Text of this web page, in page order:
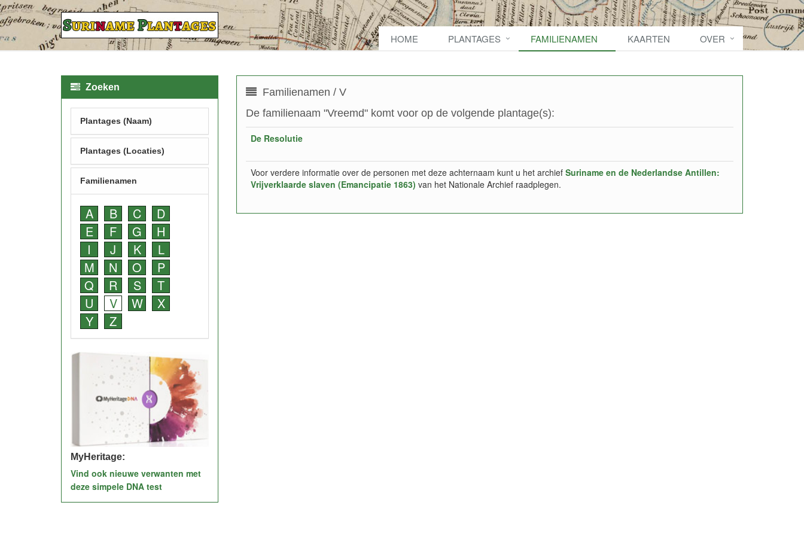
HOME PLANTAGES FAMILIENAMEN KAARTEN OVER
Familienamen / V
De familienaam "Vreemd" komt voor op de volgende plantage(s):
De Resolutie
Voor verdere informatie over de personen met deze achternaam kunt u het archief Suriname en de Nederlandse Antillen:
Vrijverklaarde slaven (Emancipatie 1863) van het Nationale Archief raadplegen.
Zoeken
Plantages (Naam)
Plantages (Locaties)
Familienamen
A B C
D
E
F G
H
I
J K
L
M
N O
P
Q
R S
T
U
V W
X
Y
Z
MyHeritage:
Vind ook nieuwe verwanten met
deze simpele DNA test